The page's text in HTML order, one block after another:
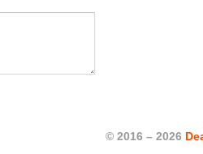
© 2016 – 2026